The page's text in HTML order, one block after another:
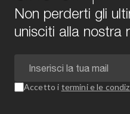
Non perderti gli
unisciti alla nostra
Accetto i termini e le